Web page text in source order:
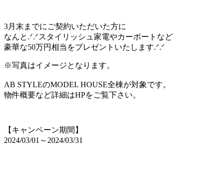
3月末までにご契約いただいた方に
なんと.ᐟ‪.ᐟ‪スタイリッシュ家電やカーポートなど
豪華な50万円相当をプレゼントいたします.ᐟ‪.ᐟ‪
※写真はイメージとなります。
AB STYLEのMODEL HOUSE全棟が対象です。
物件概要など詳細はHPをご覧下さい。
【キャンペーン期間】
2024/03/01～2024/03/31